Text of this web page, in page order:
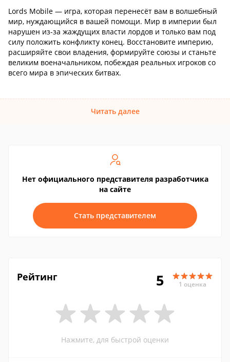
Lords Mobile — игра, которая перенесёт вам в волшебный
мир, нуждающийся в вашей помощи. Мир в империи был
нарушен из-за жаждущих власти лордов и только вам под
силу положить конфликту конец. Восстановите империю,
расширяйте свои владения, формируйте союзы и станьте
великим военачальником, побеждая реальных игроков со
всего мира в эпических битвах.
Читать далее
Нет официального представителя разработчика
на сайте
Стать представителем
Рейтинг 5 1 оценка
Нажмите, для быстрой оценки